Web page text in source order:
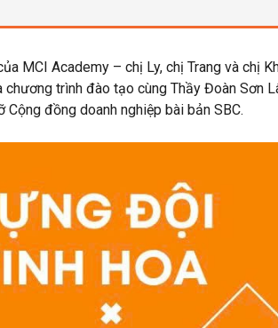
MCI Academy – chị Ly, chị Trang và chị
chương trình đào tạo cùng Thầy Đoàn Sơn
Cộng đồng doanh nghiệp bài bản SBC.